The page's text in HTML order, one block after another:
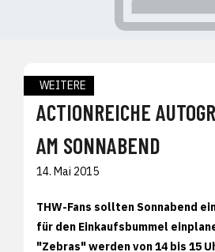
WEITERE
ACTIONREICHE
AM SONNABEND
14. Mai 2015
THW-Fans sollten Sonnabend
für den Einkaufsbummel
"Zebras" werden von 14 bis 15